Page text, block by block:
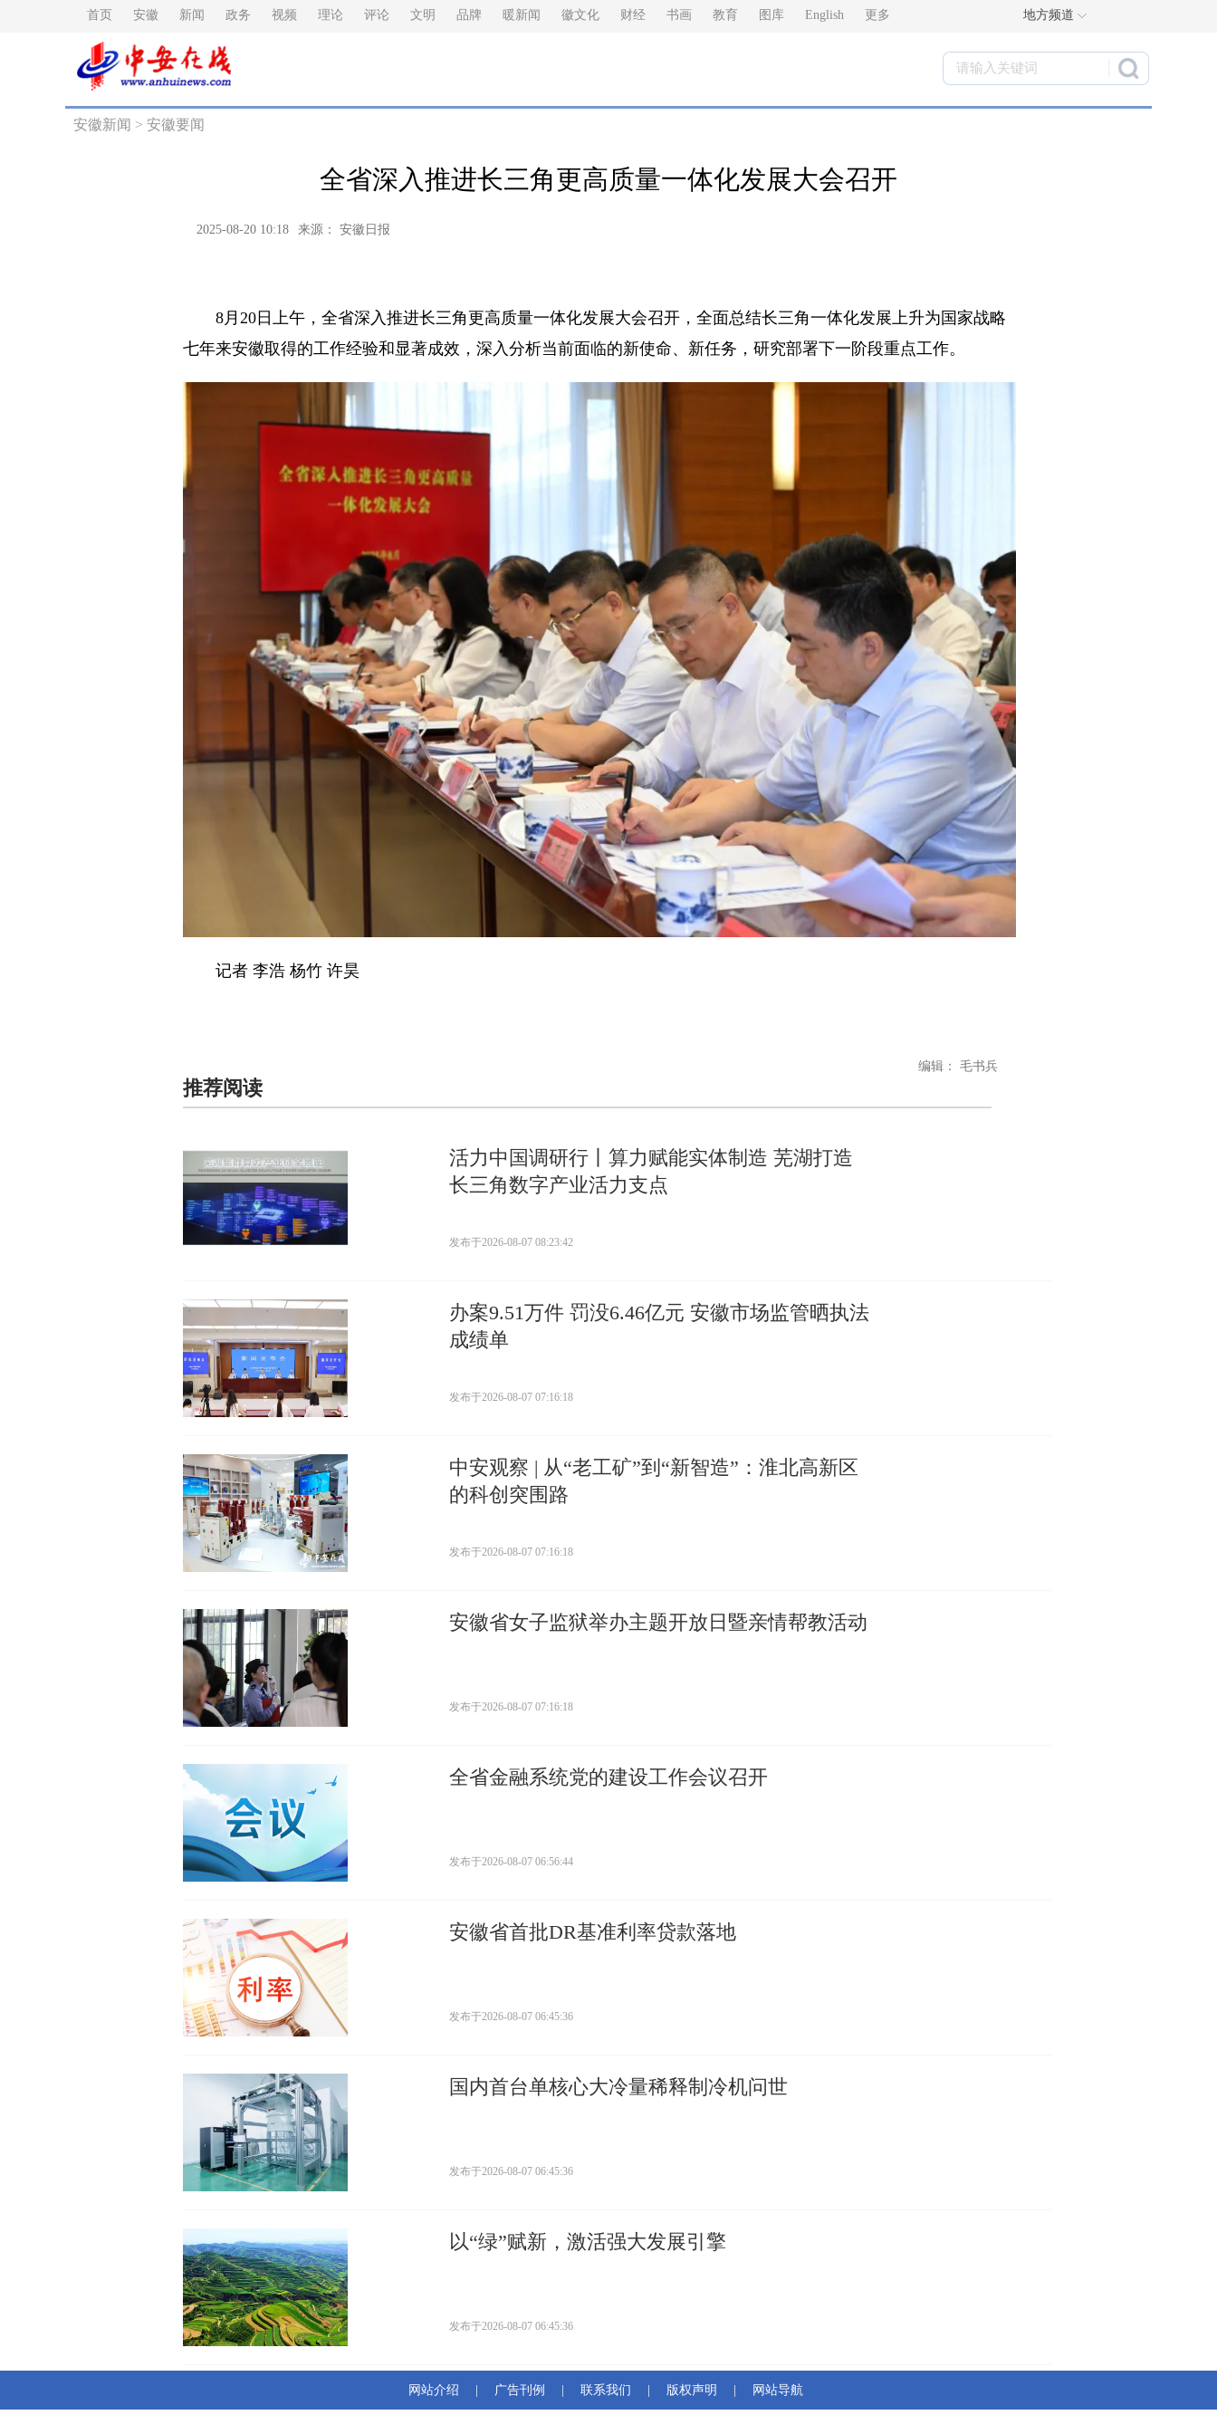
首页 安徽 新闻 政务 视频 理论 评论 文明 品牌 暖新闻 徽文化 财经 书画 教育 图库 English 更多 地方频道
安徽新闻 > 安徽要闻
全省深入推进长三角更高质量一体化发展大会召开
2025-08-20 10:18 来源： 安徽日报
8月20日上午，全省深入推进长三角更高质量一体化发展大会召开，全面总结长三角一体化发展上升为国家战略
七年来安徽取得的工作经验和显著成效，深入分析当前面临的新使命、新任务，研究部署下一阶段重点工作。
记者 李浩 杨竹 许昊
编辑： 毛书兵
推荐阅读
活力中国调研行丨算力赋能实体制造 芜湖打造
长三角数字产业活力支点
发布于2026-08-07 08:23:42
办案9.51万件 罚没6.46亿元 安徽市场监管晒执法
成绩单
发布于2026-08-07 07:16:18
中安观察 | 从“老工矿”到“新智造”：淮北高新区
的科创突围路
发布于2026-08-07 07:16:18
安徽省女子监狱举办主题开放日暨亲情帮教活动
发布于2026-08-07 07:16:18
全省金融系统党的建设工作会议召开
发布于2026-08-07 06:56:44
安徽省首批DR基准利率贷款落地
发布于2026-08-07 06:45:36
国内首台单核心大冷量稀释制冷机问世
发布于2026-08-07 06:45:36
以“绿”赋新，激活强大发展引擎
发布于2026-08-07 06:45:36
网站介绍 广告刊例 联系我们 版权声明 网站导航